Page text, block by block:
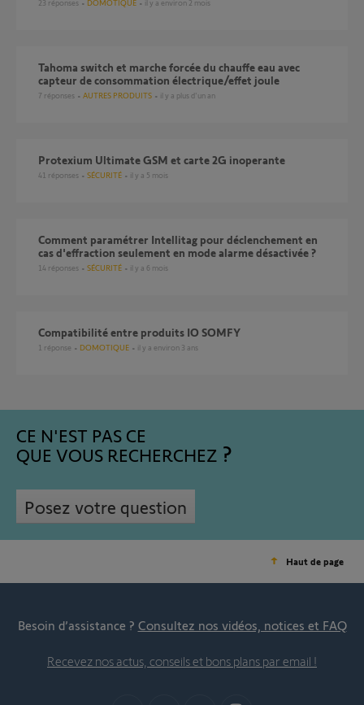
23 réponses DOMOTIQUE il y a environ 2 mois
Tahoma switch et marche forcée du chauffe eau avec
capteur de consommation électrique/effet joule
7 réponses AUTRES PRODUITS il y a plus d'un an
Protexium Ultimate GSM et carte 2G inoperante
41 réponses SÉCURITÉ il y a 5 mois
Comment paramétrer Intellitag pour déclenchement en
cas d'effraction seulement en mode alarme désactivée ?
14 réponses SÉCURITÉ il y a 6 mois
Compatibilité entre produits IO SOMFY
1 réponse DOMOTIQUE il y a environ 3 ans
CE N'EST PAS CE
QUE VOUS RECHERCHEZ
Posez votre question
Haut de page
Besoin d’assistance ? Consultez nos vidéos, notices et FAQ
Recevez nos actus, conseils et bons plans par email !